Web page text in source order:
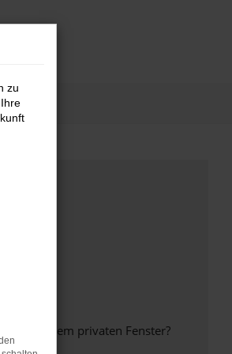
in einem privaten Fenster?
zu